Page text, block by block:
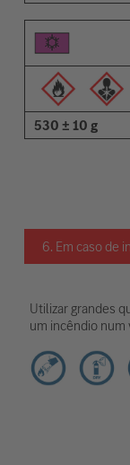
530 ± 10 g
6. Em caso de
Utilizar grandes
um incêndio num